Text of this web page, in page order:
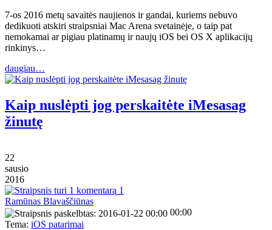
7-os 2016 metų savaitės naujienos ir gandai, kuriems nebuvo
dedikuoti atskiri straipsniai Mac Arena svetainėje, o taip pat
nemokamai ar pigiau platinamų ir naujų iOS bei OS X aplikacijų
rinkinys…
daugiau…
Kaip nuslėpti jog perskaitėte iMesasag
žinutę
22
sausio
2016
1
Ramūnas Blavaščiūnas
00:00
Tema: iOS patarimai